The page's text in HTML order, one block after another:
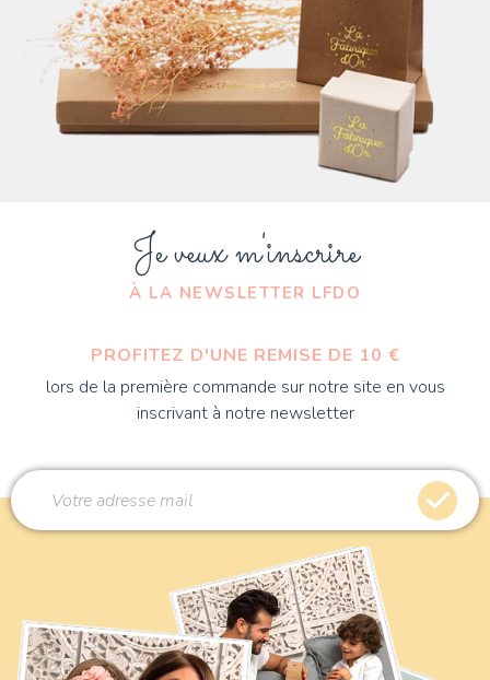
Je veux m'inscrire
À LA NEWSLETTER LFDO
PROFITEZ D'UNE REMISE DE 10 €
lors de la première commande sur notre site en vous
inscrivant à notre newsletter